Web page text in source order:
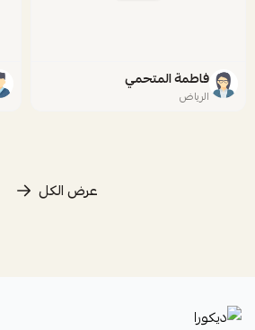
فاطمة المتحمي
الرياض
عرض الكل